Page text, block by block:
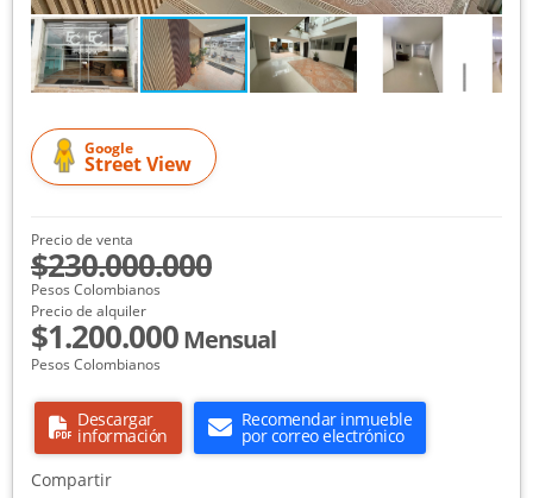
Google
Street View
Precio de venta
$230.000.000
Pesos Colombianos
Precio de alquiler
$1.200.000Mensual
Pesos Colombianos
Descargar
información
Recomendar inmueble
por correo electrónico
Compartir